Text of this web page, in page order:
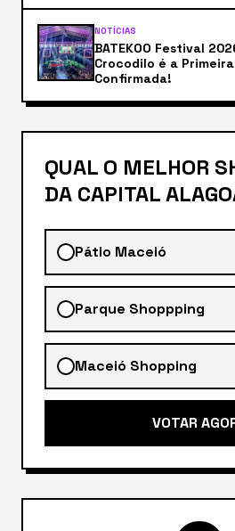
NOTÍCIAS
BATEKOO Festival
Crocodilo é a
Confirmada!
QUAL O MELHOR
DA CAPITAL
Pátio Maceió
Parque Shoppping
Maceió Shopping
VOTAR